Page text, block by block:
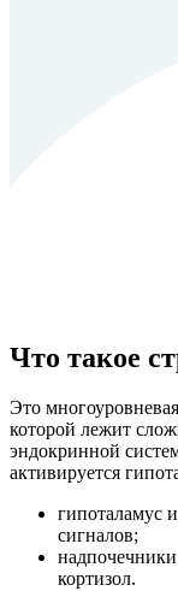
Что такое
Это
которой лежит
эндокринной
активируется
гипоталамус
сигналов;
кортизол.